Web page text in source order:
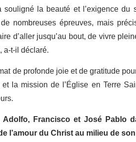
la beauté et l’exigence du
nombreuses épreuves, mais
d’aller jusqu’au bout, de vivre
a-t-il déclaré.
de profonde joie et de gratitude
la mission de l’Église en Terre
Francisco et José Pablo
l’amour du Christ au milieu de